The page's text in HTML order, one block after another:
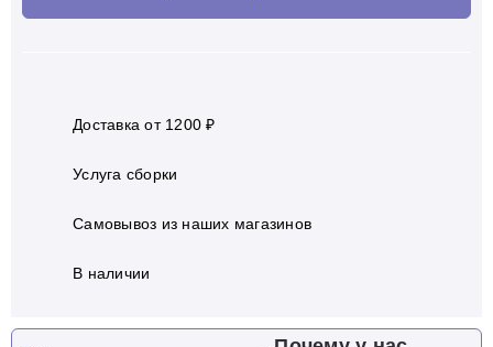
Доставка от 1200 ₽
Услуга сборки
Самовывоз из наших магазинов
В наличии